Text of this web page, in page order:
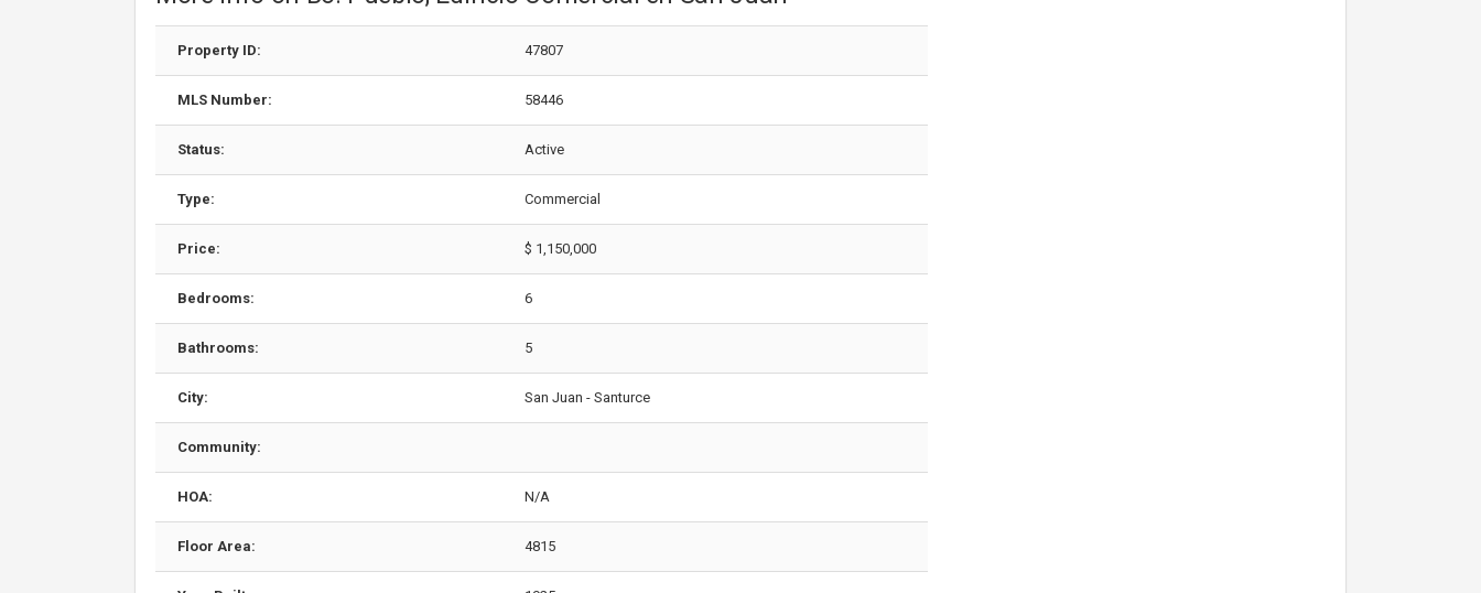
Property ID: 47807
MLS Number: 58446
Status: Active
Type: Commercial
Price: $ 1,150,000
Bedrooms: 6
Bathrooms: 5
City: San Juan - Santurce
Community:
HOA: N/A
Floor Area: 4815